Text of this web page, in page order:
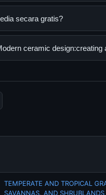
digital yang dirancang
secara gratis?
secara gratis oleh
ceramic design:creating
TEMPERATE AND TROPICAL
SAVANNAS, AND SHRUBLANDS